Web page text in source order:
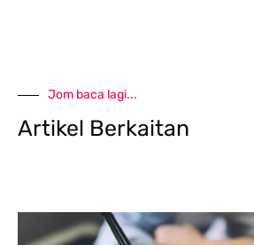
Jom baca lagi...
Artikel Berkaitan